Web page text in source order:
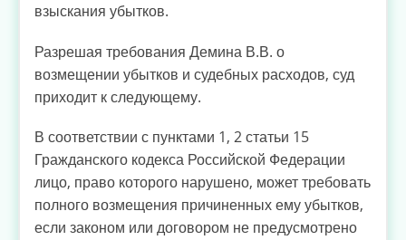
взыскания убытков.
Разрешая требования Демина В.В. о
возмещении убытков и судебных расходов, суд
приходит к следующему.
В соответствии с пунктами 1, 2 статьи 15
Гражданского кодекса Российской Федерации
лицо, право которого нарушено, может требовать
полного возмещения причиненных ему убытков,
если законом или договором не предусмотрено